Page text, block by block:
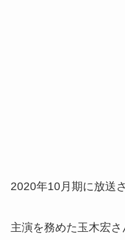
2020年10月期に放送
主演を務めた玉木宏